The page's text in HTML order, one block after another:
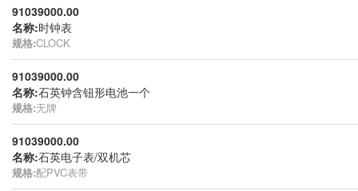
91039000.00
名称:时钟表
规格:CLOCK
91039000.00
名称:石英钟含钮形电池一个
规格:无牌
91039000.00
名称:石英电子表/双机芯
规格:配PVC表带